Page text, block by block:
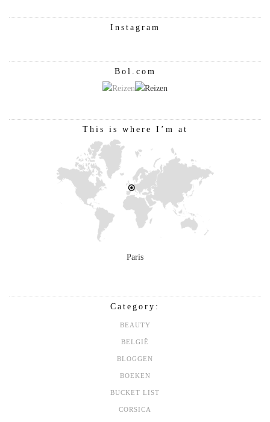
Instagram
Bol.com
This is where I’m at
Paris
Category:
BEAUTY
BELGIË
BLOGGEN
BOEKEN
BUCKET LIST
CORSICA